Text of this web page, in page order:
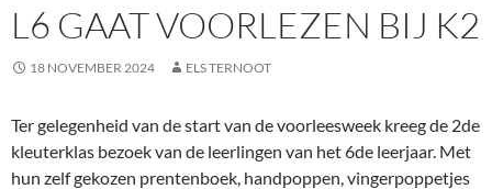
L6 GAAT VOORLEZEN BIJ K2
18 NOVEMBER 2024 ELS TERNOOT
Ter gelegenheid van de start van de voorleesweek kreeg de 2de
kleuterklas bezoek van de leerlingen van het 6de leerjaar. Met
hun zelf gekozen prentenboek, handpoppen, vingerpoppetjes